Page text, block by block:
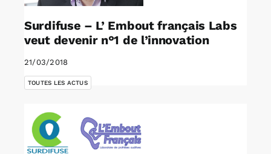
Surdifuse – L’ Embout français Labs
veut devenir n°1 de l’innovation
21/03/2018
TOUTES LES ACTUS